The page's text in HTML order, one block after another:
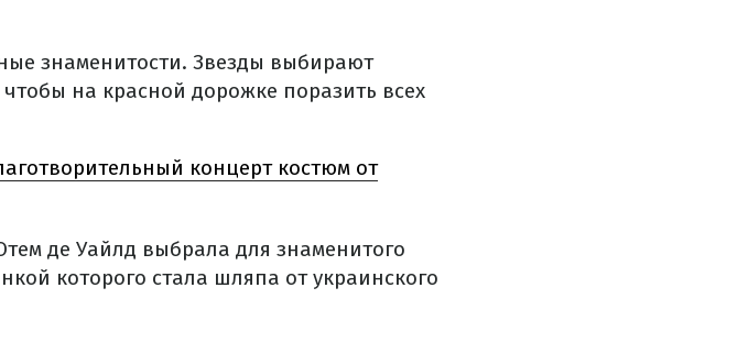
знаменитости. Звезды выбирают
на красной дорожке поразить всех
концерт костюм от
де Уайлд выбрала для знаменитого
которого стала шляпа от украинского